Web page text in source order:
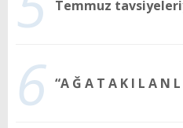
Temmuz
6 “A Ğ A T A K I L A N L